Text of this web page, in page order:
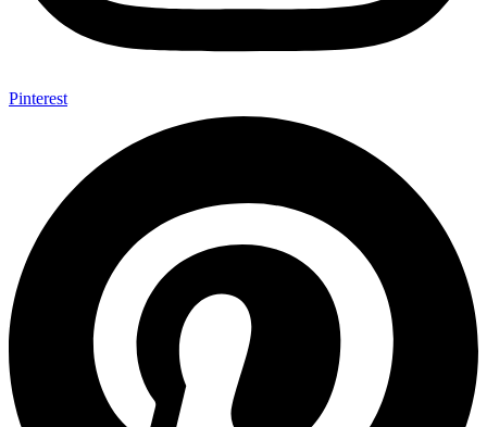
Pinterest